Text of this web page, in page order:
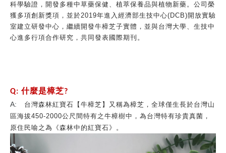
科學驗證，開發多種中草藥保健、植萃保養品與植物新藥。公司榮
獲多項創新獎項，並於2019年進入經濟部生技中心(DCB)開放實驗
室建立研發中心，繼續開發牛樟芝子實體，並與台灣大學、生技中
心進多行項合作研究，共同發表國際期刊。
Q: 什麼是樟芝?
A:
台灣森林紅寶石【牛樟芝】又稱為樟芝，全球僅生長於台灣山
區海拔450-2000公尺間特有之牛樟樹中，為台灣特有珍貴真菌，
原住民喻之為《森林中的紅寶石》 。